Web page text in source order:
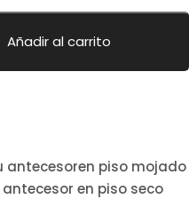
Añadir al carrito
antecesoren piso mojado
en piso seco